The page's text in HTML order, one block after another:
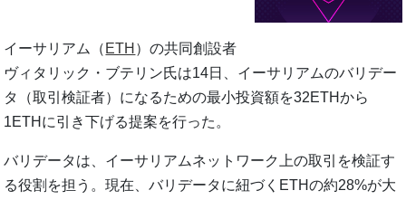
イーサリアム（ ETH ）の共同創設者
ヴィタリック・ブテリン氏は14日、イーサリアムのバリデー
タ（取引検証者）になるための最小投資額を32ETHから
1ETHに引き下げる提案を行った。
バリデータは、イーサリアムネットワーク上の取引を検証す
る役割を担う。現在、バリデータに紐づくETHの約28%が大